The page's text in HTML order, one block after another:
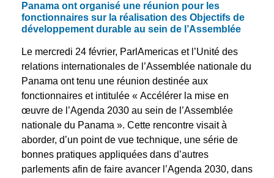
Panama ont organisé une réunion pour les
fonctionnaires sur la réalisation des Objectifs de
développement durable au sein de l’Assemblée
Le mercredi 24 février, ParlAmericas et l’Unité des
relations internationales de l’Assemblée nationale du
Panama ont tenu une réunion destinée aux
fonctionnaires et intitulée « Accélérer la mise en
œuvre de l’Agenda 2030 au sein de l’Assemblée
nationale du Panama ». Cette rencontre visait à
aborder, d’un point de vue technique, une série de
bonnes pratiques appliquées dans d’autres
parlements afin de faire avancer l’Agenda 2030, dans